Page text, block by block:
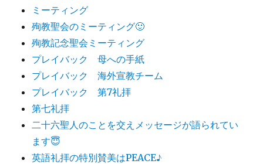
ミーティング
殉教聖会のミーティング🙂
殉教記念聖会ミーティング
プレイバック 母への手紙
プレイバック 海外宣教チーム
プレイバック 第7礼拝
第七礼拝
二十六聖人のことを交えメッセージが語られてい
ます😇
英語礼拝の特別賛美はPEACE♪